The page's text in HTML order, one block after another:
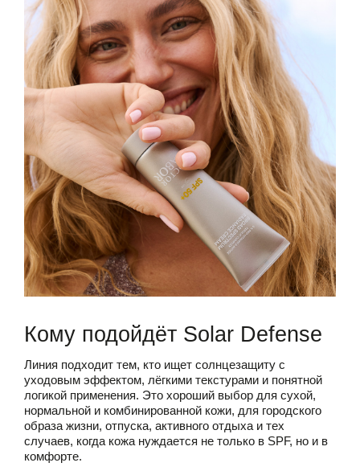
Кому подойдёт Solar Defense
Линия подходит тем, кто ищет солнцезащиту с
уходовым эффектом, лёгкими текстурами и понятной
логикой применения. Это хороший выбор для сухой,
нормальной и комбинированной кожи, для городского
образа жизни, отпуска, активного отдыха и тех
случаев, когда кожа нуждается не только в SPF, но и в
комфорте.